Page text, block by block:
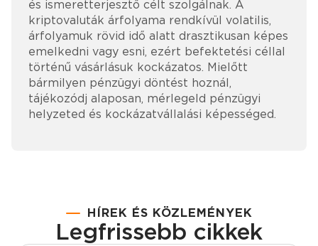
és ismeretterjesztő célt szolgálnak. A
kriptovaluták árfolyama rendkívül volatilis,
árfolyamuk rövid idő alatt drasztikusan képes
emelkedni vagy esni, ezért befektetési céllal
történű vásárlásuk kockázatos. Mielőtt
bármilyen pénzügyi döntést hoznál,
tájékozódj alaposan, mérlegeld pénzügyi
helyzeted és kockázatvállalási képességed.
HÍREK ÉS KÖZLEMÉNYEK
Legfrissebb cikkek